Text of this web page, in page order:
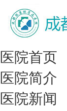
医院首页
医院简介
医院新闻